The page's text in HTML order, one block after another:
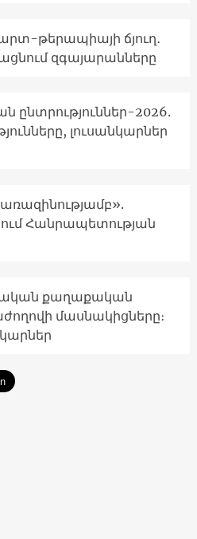
թերապիայի ճյուղ․
զգայարանները
2026.
լուսանկարներ
Հանրապետության
քաղաքական
մասնակիցները։